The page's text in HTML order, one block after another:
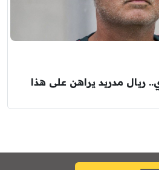
مدريد يراهن على هذا